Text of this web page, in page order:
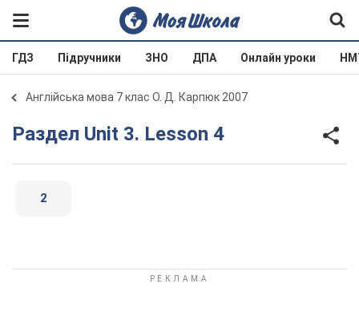
ГДЗ Підручники ЗНО ДПА Онлайн уроки
Англійська мова 7 клас О. Д. Карпюк 2007
Раздел Unit 3. Lesson 4
2